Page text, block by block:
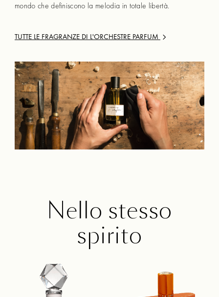
mondo che definiscono la melodia in totale libertà.
TUTTE LE FRAGRANZE DI L'ORCHESTRE PARFUM
Nello stesso
spirito